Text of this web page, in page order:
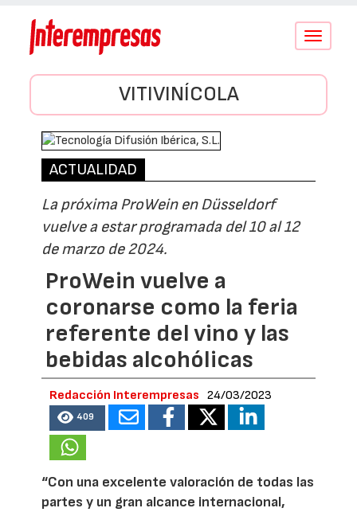
Conmutar
VITIVINÍCOLA
ACTUALIDAD
La próxima ProWein en Düsseldorf
vuelve a estar programada del 10 al 12
de marzo de 2024.
ProWein vuelve a
coronarse como la feria
referente del vino y las
bebidas alcohólicas
Redacción Interempresas 24/03/2023
409
“Con una excelente valoración de todas las
partes y un gran alcance internacional,